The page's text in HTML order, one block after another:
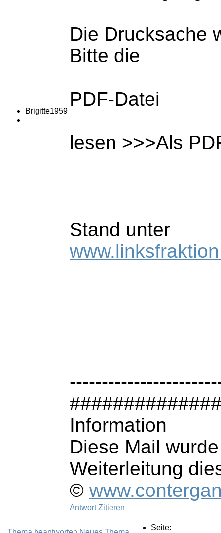
Brigitte1959
Die Drucksache
Bitte die
PDF-Datei
lesen >>>Als
Stand unter
Information
Diese Mail
Weiterleitung
©
Antwort Zitieren
Seite: